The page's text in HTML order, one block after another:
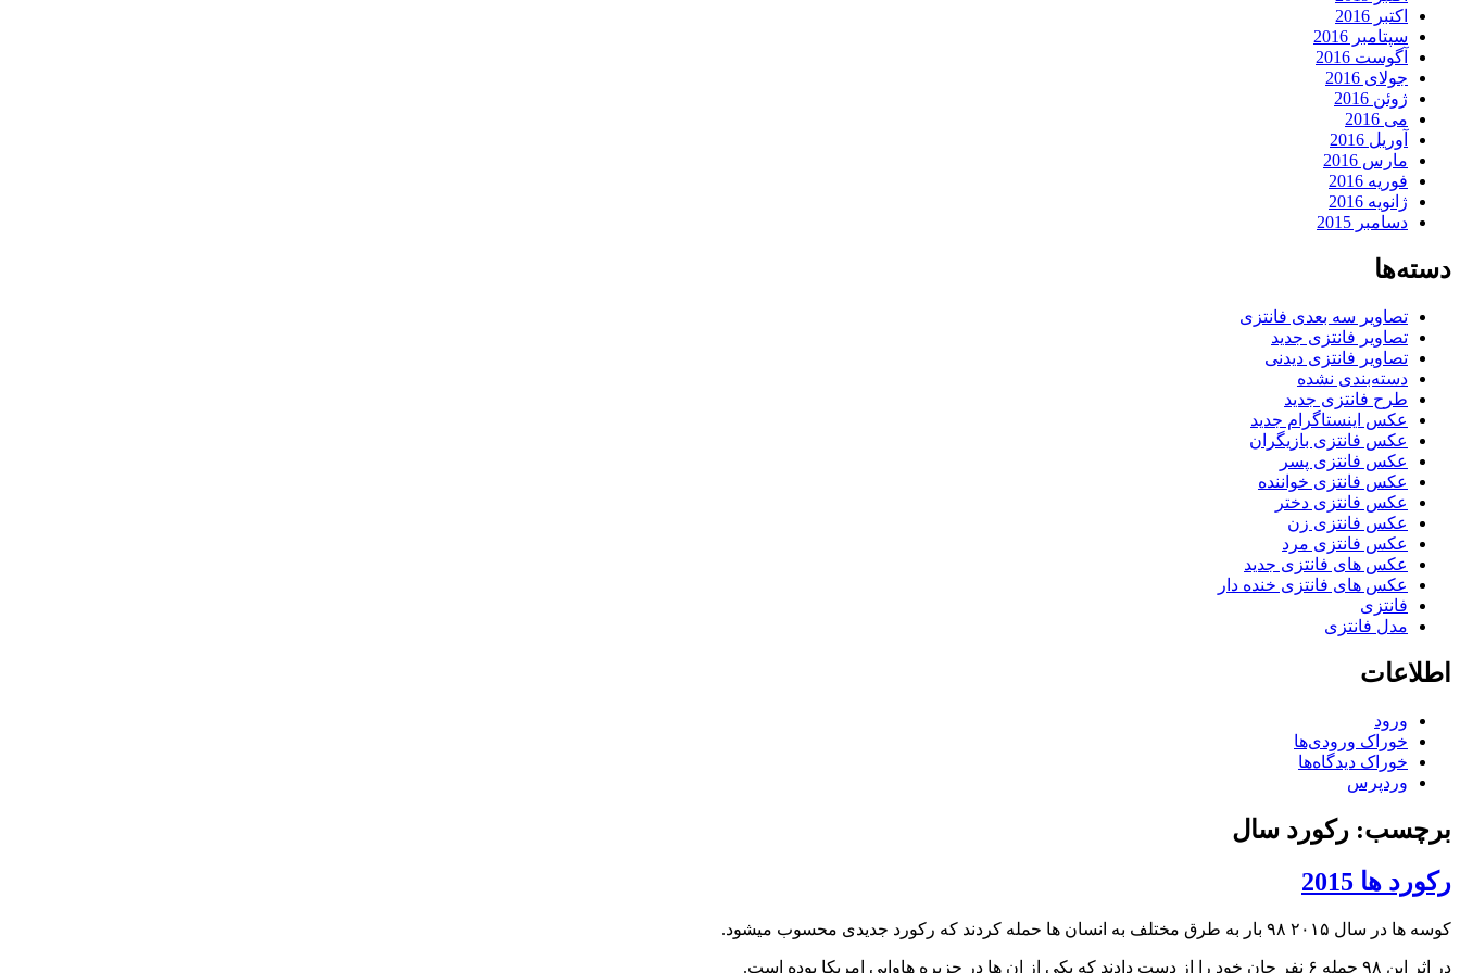
اکتبر 2016
سپتامبر 2016
آگوست 2016
جولای 2016
ژوئن 2016
می 2016
آوریل 2016
مارس 2016
فوریه 2016
ژانویه 2016
دسامبر 2015
دسته‌ها
تصاویر سه بعدی فانتزی
تصاویر فانتزی جدید
تصاویر فانتزی دیدنی
دسته‌بندی نشده
طرح فانتزی جدید
عکس اینستاگرام جدید
عکس فانتزی بازیگران
عکس فانتزی پسر
عکس فانتزی خواننده
عکس فانتزی دختر
عکس فانتزی زن
عکس فانتزی مرد
عکس های فانتزی جدید
عکس های فانتزی خنده دار
فانتزی
مدل فانتزی
اطلاعات
ورود
خوراک ورودی‌ها
خوراک دیدگاه‌ها
وردپرس
برچسب: رکورد سال
رکورد ها 2015
کوسه ها در سال ۲۰۱۵ ۹۸ بار به طرق مختلف به انسان ها حمله کردند که رکورد جدیدی محسوب میشود.
در اثر این ۹۸ حمله ۶ نفر جان خود را از دست دادند که یکی از ان ها در جزیره هاوایی امریکا بوده است.